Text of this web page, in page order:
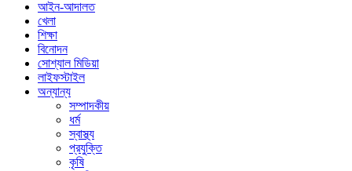
আইন-আদালত
খেলা
শিক্ষা
বিনোদন
সোশ্যাল মিডিয়া
লাইফস্টাইল
অন্যান্য
সম্পাদকীয়
ধর্ম
স্বাস্থ্য
প্রযুক্তি
কৃষি